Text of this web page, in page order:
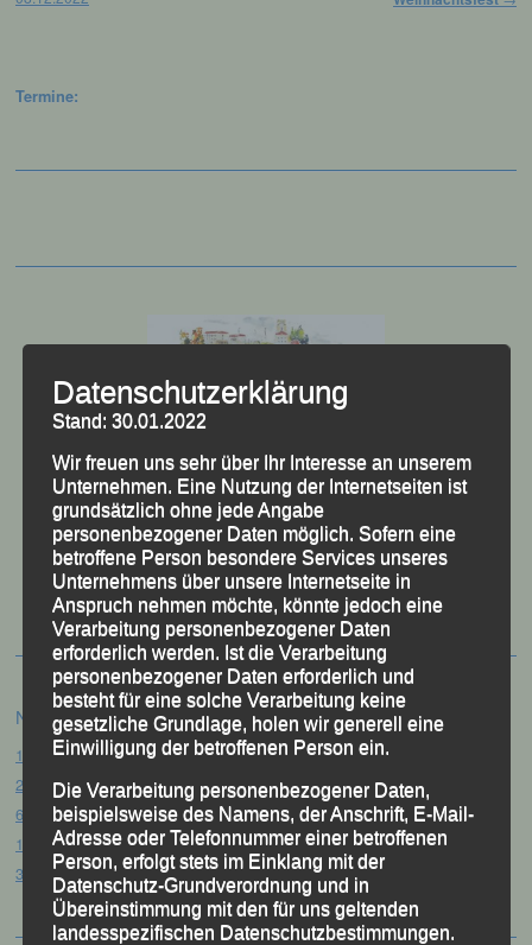
Termine:
50 Jahre LG Passau
Festzschrift
Neueste Beiträge
15. Pörndorfer Sommernachtslauf – Pörndorf, 01.08.2026
20. Goldener Steig-Lauf – Stozec/Tusset, 01.08.2026
61. Bergsportfest – Ortenburg, 26.07.2026
12. Loser Berglauf – Altaussee/Österreich, 25.07.2026
32. Sommerbiathlon – Passau, 18.07.2026
Datenschutzerklärung
Stand: 30.01.2022
Wir freuen uns sehr über Ihr Interesse an unserem
Unternehmen. Eine Nutzung der Internetseiten ist
grundsätzlich ohne jede Angabe
personenbezogener Daten möglich. Sofern eine
betroffene Person besondere Services unseres
Unternehmens über unsere Internetseite in
Anspruch nehmen möchte, könnte jedoch eine
Verarbeitung personenbezogener Daten
erforderlich werden. Ist die Verarbeitung
personenbezogener Daten erforderlich und
besteht für eine solche Verarbeitung keine
gesetzliche Grundlage, holen wir generell eine
Einwilligung der betroffenen Person ein.
Die Verarbeitung personenbezogener Daten,
beispielsweise des Namens, der Anschrift, E-Mail-
Adresse oder Telefonnummer einer betroffenen
Person, erfolgt stets im Einklang mit der
Datenschutz-Grundverordnung und in
Übereinstimmung mit den für uns geltenden
landesspezifischen Datenschutzbestimmungen.